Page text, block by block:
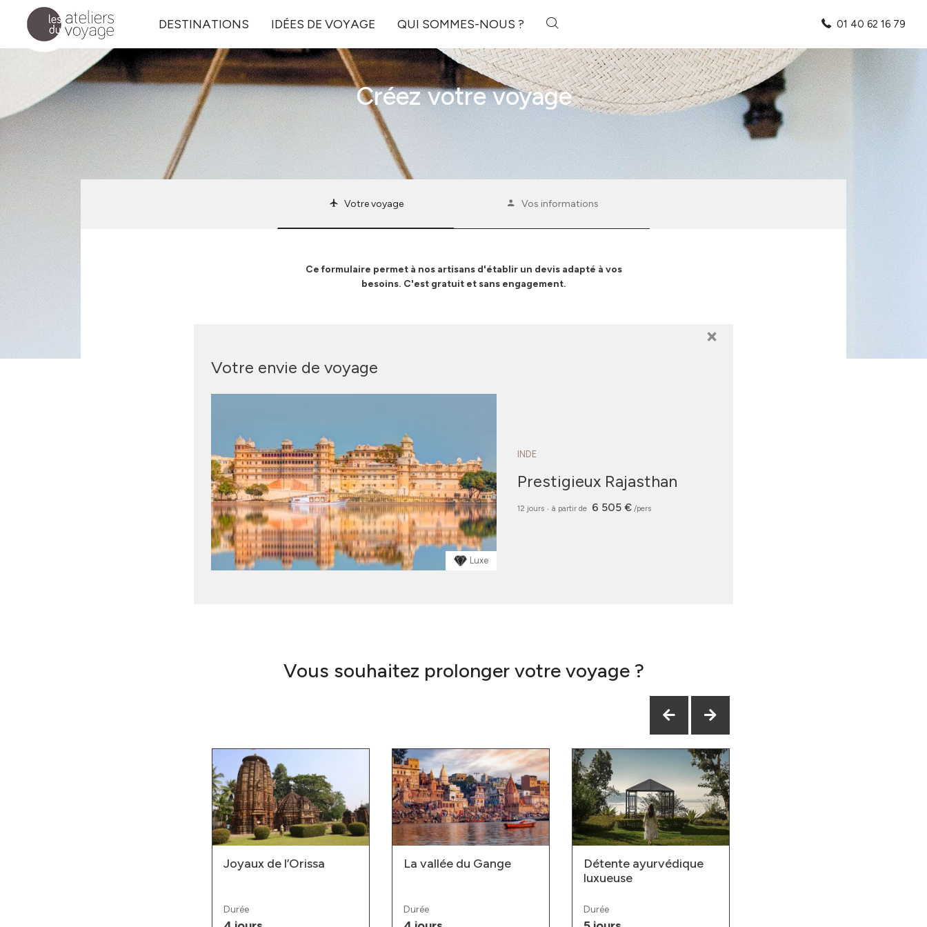
Aller au contenu principal
DESTINATIONS IDÉES DE VOYAGE QUI SOMMES-NOUS ? 01 40 62 16 79
Créez votre voyage
Votre voyage Vos informations
Ce formulaire permet à nos artisans d'établir un devis adapté à vos
besoins. C'est gratuit et sans engagement.
Votre envie de voyage
Luxe
INDE
Prestigieux Rajasthan
12 jours ‧ à partir de 6 505 €/pers
×
Vous souhaitez prolonger votre voyage ?
Joyaux de l’Orissa
Durée
La vallée du Gange
Durée
Détente ayurvédique
luxueuse
Durée